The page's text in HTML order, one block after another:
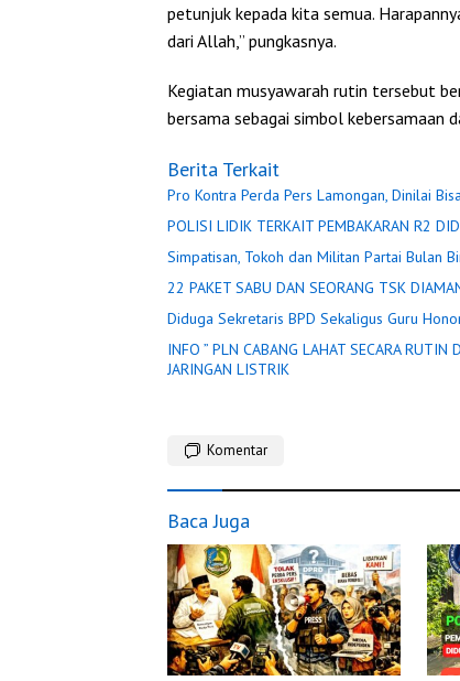
petunjuk kepada kita semua.
dari Allah,” pungkasnya.
Kegiatan musyawarah rutin tersebut
bersama sebagai simbol kebersamaan
Berita Terkait
Pro Kontra Perda Pers Lamongan, Dinilai
Simpatisan, Tokoh dan Militan Partai Bulan
22 PAKET SABU DAN
Diduga Sekretaris BPD Sekaligus Guru
INFO ” PLN CABANG LAHAT SECARA RUTIN DAN BERGILIR PADA BEBERAPA TITIK LOKASI, DIADAKAN PEMADAMAN
JARINGAN LISTRIK
Komentar
Baca Juga